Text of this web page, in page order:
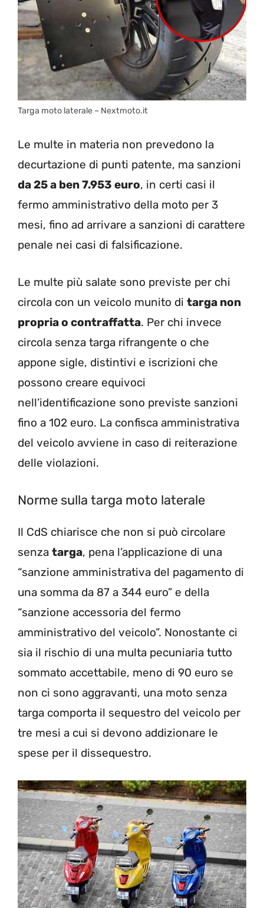
Targa moto laterale – Nextmoto.it
Le multe in materia non prevedono la
decurtazione di punti patente, ma sanzioni
da 25 a ben 7.953 euro, in certi casi il
fermo amministrativo della moto per 3
mesi, fino ad arrivare a sanzioni di carattere
penale nei casi di falsificazione.
Le multe più salate sono previste per chi
circola con un veicolo munito di targa non
propria o contraffatta. Per chi invece
circola senza targa rifrangente o che
appone sigle, distintivi e iscrizioni che
possono creare equivoci
nell’identificazione sono previste sanzioni
fino a 102 euro. La confisca amministrativa
del veicolo avviene in caso di reiterazione
delle violazioni.
Norme sulla targa moto laterale
Il CdS chiarisce che non si può circolare
senza targa, pena l’applicazione di una
“sanzione amministrativa del pagamento di
una somma da 87 a 344 euro” e della
“sanzione accessoria del fermo
amministrativo del veicolo”. Nonostante ci
sia il rischio di una multa pecuniaria tutto
sommato accettabile, meno di 90 euro se
non ci sono aggravanti, una moto senza
targa comporta il sequestro del veicolo per
tre mesi a cui si devono addizionare le
spese per il dissequestro.